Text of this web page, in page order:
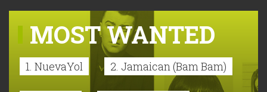
MOST WANTED
1. NuevaYol 2. Jamaican (Bam Bam)